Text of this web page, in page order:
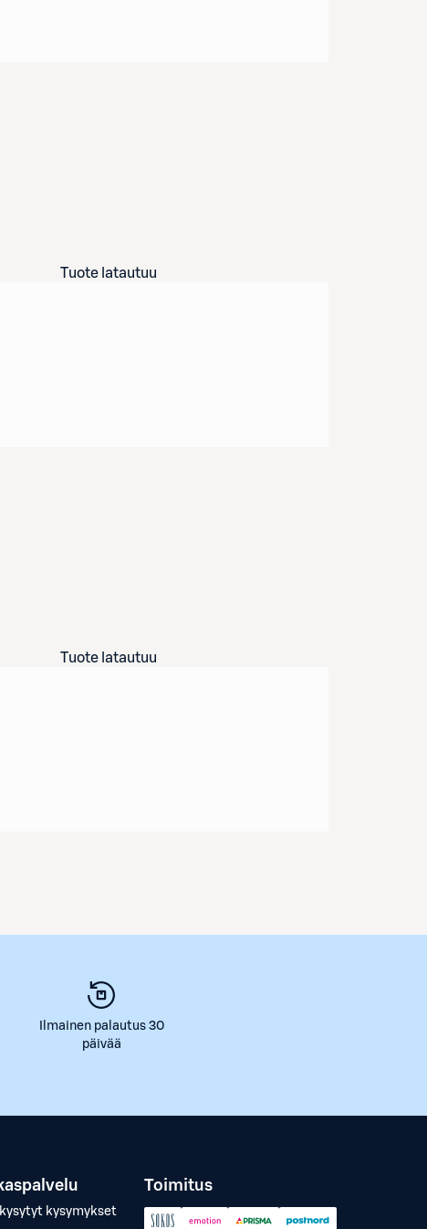
Tuote latautuu
Tuote latautuu
Ilmainen palautus 30
päivää
kysymykset
Toimitus